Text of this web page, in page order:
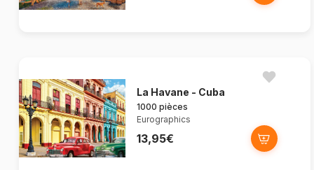
La Havane - Cuba
1000 pièces
Eurographics
13,95€